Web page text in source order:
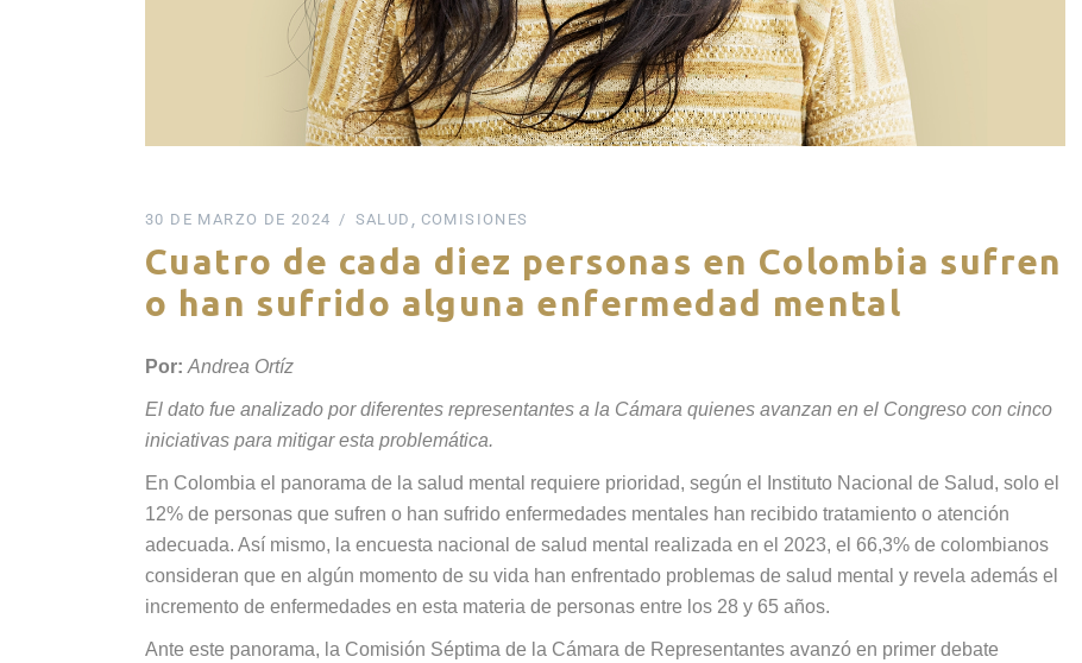
30 DE MARZO DE 2024 SALUD COMISIONES
Cuatro de cada diez personas en Colombia sufren
o han sufrido alguna enfermedad mental
Por: Andrea Ortíz
El dato fue analizado por diferentes representantes a la Cámara quienes avanzan en el Congreso con cinco
iniciativas para mitigar esta problemática.
En Colombia el panorama de la salud mental requiere prioridad, según el Instituto Nacional de Salud, solo el
12% de personas que sufren o han sufrido enfermedades mentales han recibido tratamiento o atención
adecuada. Así mismo, la encuesta nacional de salud mental realizada en el 2023, el 66,3% de colombianos
consideran que en algún momento de su vida han enfrentado problemas de salud mental y revela además el
incremento de enfermedades en esta materia de personas entre los 28 y 65 años.
Ante este panorama, la Comisión Séptima de la Cámara de Representantes avanzó en primer debate